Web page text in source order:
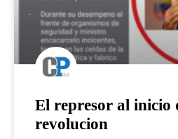
El represor al inicio
revolucion